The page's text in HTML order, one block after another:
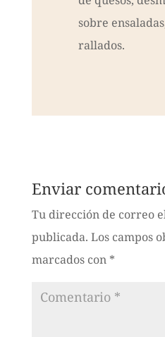
sobre
rallados.
Enviar
Tu dirección de correo
publicada. Los campos
marcados con *